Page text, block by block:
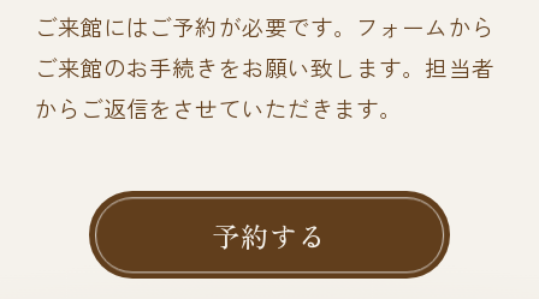
ご来館にはご予約が必要です。
フォームから
ご来館のお手続きをお願い致します。担当者
からご返信をさせていただきます。
予約する